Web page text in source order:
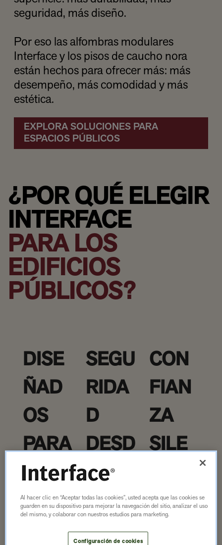
seguridad, más diseño.
Por eso las alfombras modulares
Interface y los pisos de caucho nora
están hechos para ofrecer más: más
desempeño, más comodidad y más
estética.
EXPLORA SOLUCIONES PARA
ESPACIOS PÚBLICOS
¿POR QUÉ ELEGIR
INTERFACE
PARA LOS
EDIFICIOS
PÚBLICOS?
DISE
ÑAD
OS
PARA
DUR
AR.
SEGU
RIDA
D
DESD
E EL
DISE
ÑO
CON
FIAN
ZA
SILE
SA
Al hacer clic en “Aceptar todas las cookies”, usted acepta que las cookies se
guarden en su dispositivo para mejorar la navegación del sitio, analizar el uso
del mismo, y colaborar con nuestros estudios para marketing.
Configuración de cookies